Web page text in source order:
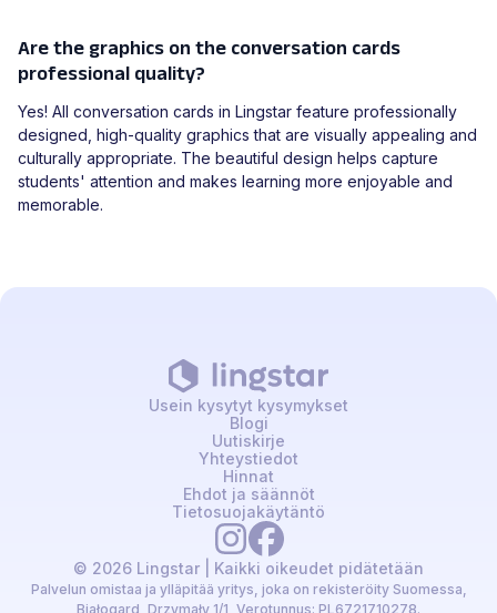
Are the graphics on the conversation cards
professional quality?
Yes! All conversation cards in Lingstar feature professionally
designed, high-quality graphics that are visually appealing and
culturally appropriate. The beautiful design helps capture
students' attention and makes learning more enjoyable and
memorable.
© 2026 Lingstar | Kaikki oikeudet pidätetään
Palvelun omistaa ja ylläpitää yritys, joka on rekisteröity Suomessa,
Białogard, Drzymały 1/1, Verotunnus: PL6721710278.
Usein kysytyt kysymykset
Blogi
Uutiskirje
Yhteystiedot
Hinnat
Ehdot ja säännöt
Tietosuojakäytäntö